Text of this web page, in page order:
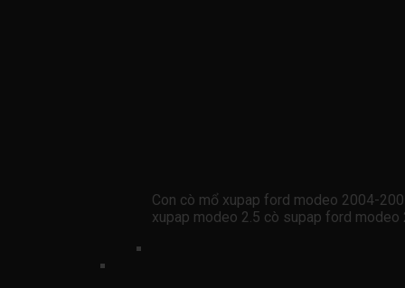
Con cò mổ xupap ford modeo 2004-
xupap modeo 2.5 cò supap ford modeo